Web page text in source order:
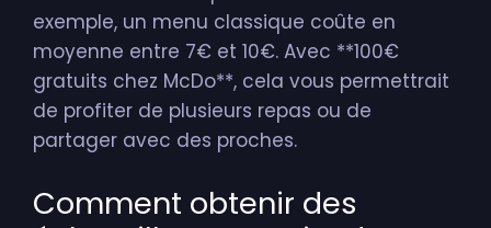
exemple, un menu classique coûte en
moyenne entre 7€ et 10€. Avec **100€
gratuits chez McDo**, cela vous permettrait
de profiter de plusieurs repas ou de
partager avec des proches.
Comment obtenir des